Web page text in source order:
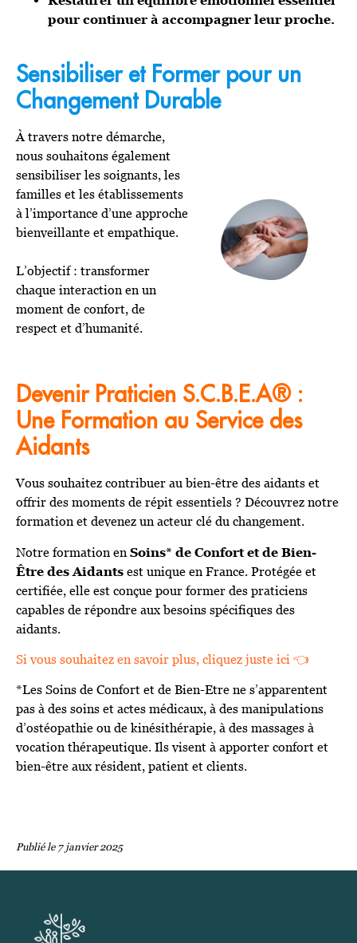
pour continuer à accompagner leur proche.
Sensibiliser et Former pour un
Changement Durable
À travers notre démarche,
nous souhaitons également
sensibiliser les soignants, les
familles et les établissements
à l’importance d’une approche
bienveillante et empathique.
L’objectif : transformer
chaque interaction en un
moment de confort, de
respect et d’humanité.
Devenir Praticien S.C.B.E.A® :
Une Formation au Service des
Aidants
Vous souhaitez contribuer au bien-être des aidants et
offrir des moments de répit essentiels ? Découvrez notre
formation et devenez un acteur clé du changement.
Notre formation en Soins* de Confort et de Bien-
Être des Aidants est unique en France. Protégée et
certifiée, elle est conçue pour former des praticiens
capables de répondre aux besoins spécifiques des
aidants.
Si vous souhaitez en savoir plus, cliquez juste ici 👈
*Les Soins de Confort et de Bien-Etre ne s’apparentent
pas à des soins et actes médicaux, à des manipulations
d’ostéopathie ou de kinésithérapie, à des massages à
vocation thérapeutique. Ils visent à apporter confort et
bien-être aux résident, patient et clients.
Publié le7 janvier 2025